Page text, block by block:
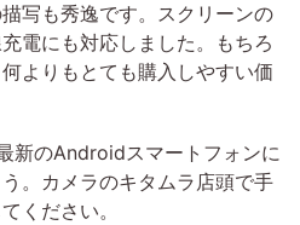
写も秀逸です。スクリーンの
電にも対応しました。もちろ
よりもとても購入しやすい価
新のAndroidスマートフォンに
。カメラのキタムラ店頭で手
ください。